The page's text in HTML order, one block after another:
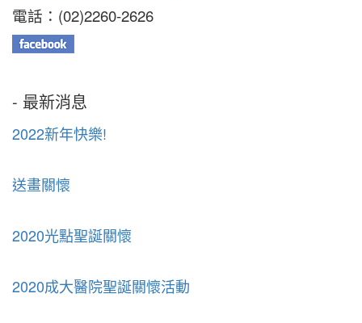
電話：(02)2260-2626
- 最新消息
2022新年快樂!
送畫關懷
2020光點聖誕關懷
2020成大醫院聖誕關懷活動